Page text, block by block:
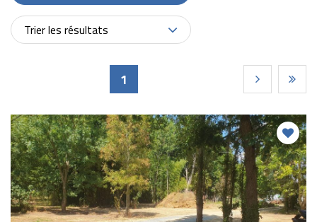
Trier les résultats
1